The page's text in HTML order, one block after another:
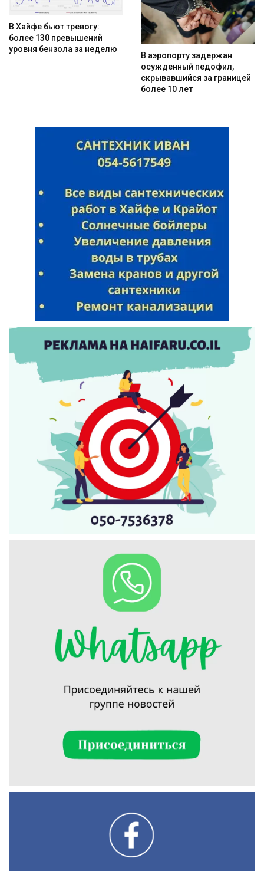
В Хайфе бьют тревогу:
более 130 превышений
уровня бензола за неделю
В аэропорту задержан
осужденный педофил,
скрывавшийся за границей
более 10 лет